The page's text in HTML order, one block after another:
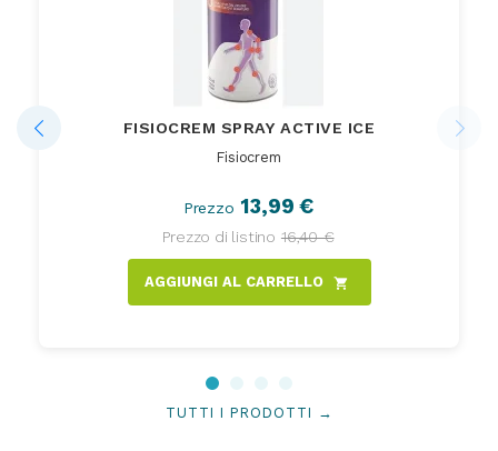
FISIOCREM SPRAY ACTIVE ICE
Fisiocrem
Prezzo 13,99 €
Prezzo di listino 16,40 €
AGGIUNGI AL CARRELLO shopping_cart
TUTTI I PRODOTTI →